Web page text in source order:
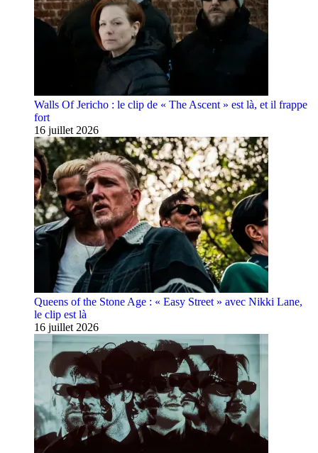
Walls Of Jericho : le clip de « The Ascent » est là, et il frappe
fort
16 juillet 2026
Queens of the Stone Age : « Easy Street » avec Nikki Lane,
le clip est là
16 juillet 2026